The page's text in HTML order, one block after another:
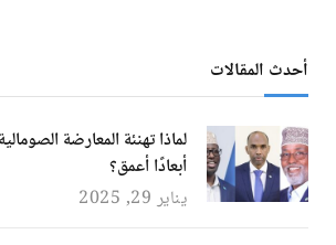
أحدث المقالات
لماذا تهنئة المعارضة
أبعادًا أعمق؟
يناير 29, 2025